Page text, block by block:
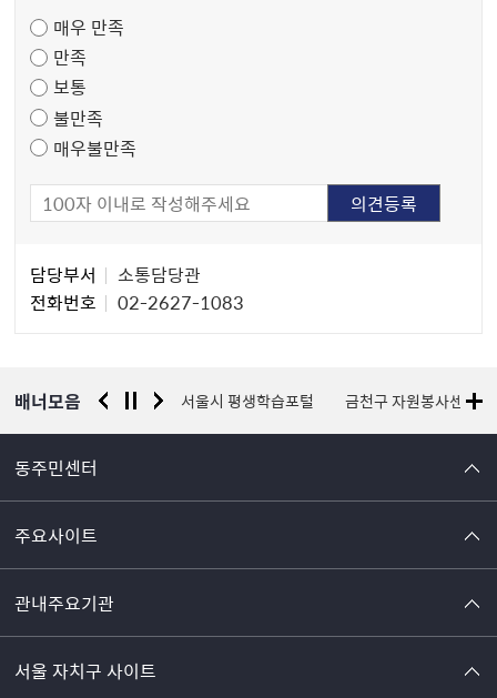
도
조
사
매우 만족
만족
보통
불만족
매우불만족
자
담당부서
소통담당관
전화번호
02-2627-1083
배너모음
경찰청 유실물 통합포털 서울시 평생학습포털 금천구 자원봉사센터
동주민센터
주요사이트
관내주요기관
서울 자치구 사이트